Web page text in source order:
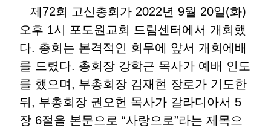
제72회 고신총회가 2022년 9월 20일(화)
오후 1시 포도원교회 드림센터에서 개회했
다. 총회는 본격적인 회무에 앞서 개회에배
를 드렸다. 총회장 강학근 목사가 예배 인도
를 했으며, 부총회장 김재현 장로가 기도한
뒤, 부총회장 권오헌 목사가 갈라디아서 5
장 6절을 본문으로 “사랑으로”라는 제목으